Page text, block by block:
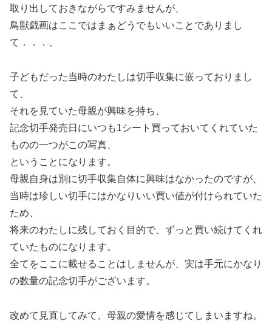
取り出しておきながらですみませんが、
鳥獣戯画はここではまぁどうでもいいことでありまし
て．．．、
子どもだった当時のわたしは切手収集に嵌っておりまし
て、
それを見ていた母親が興味を持ち、
記念切手発売日にいつも1シート買っておいてくれていた
ものの一つがこの写真、
ということになります。
母親自身は別に切手収集自体に興味はなかったのですが、
当時は珍しい切手にはかなりいい買い値が付けられていた
ため、
将来のわたしに残しておく目的で、ずっと買い続けてくれ
ていたものになります。
全てをここに載せることはしませんが、実は手元にかなり
の数量の記念切手がございます。
改めて見直してみて、母親の愛情を感じてしまいますね。